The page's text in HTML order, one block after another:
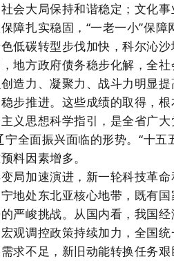
会大局保持和谐稳定；文化
障扎实稳固，“一老一小”保
低碳转型步伐加快，科尔沁
地方政府债务稳步化解，全
造力、凝聚力、战斗力明显
步推进。这些成绩的取得，
义思想科学指引，是全省广
宁全面振兴面临的形势。“十
料因素增多。
局加速演进，新一轮科技革
地处东北亚核心地带，既有
严峻挑战。从国内看，我国
观调控政策持续加力，全国
求不足，新旧动能转换任务